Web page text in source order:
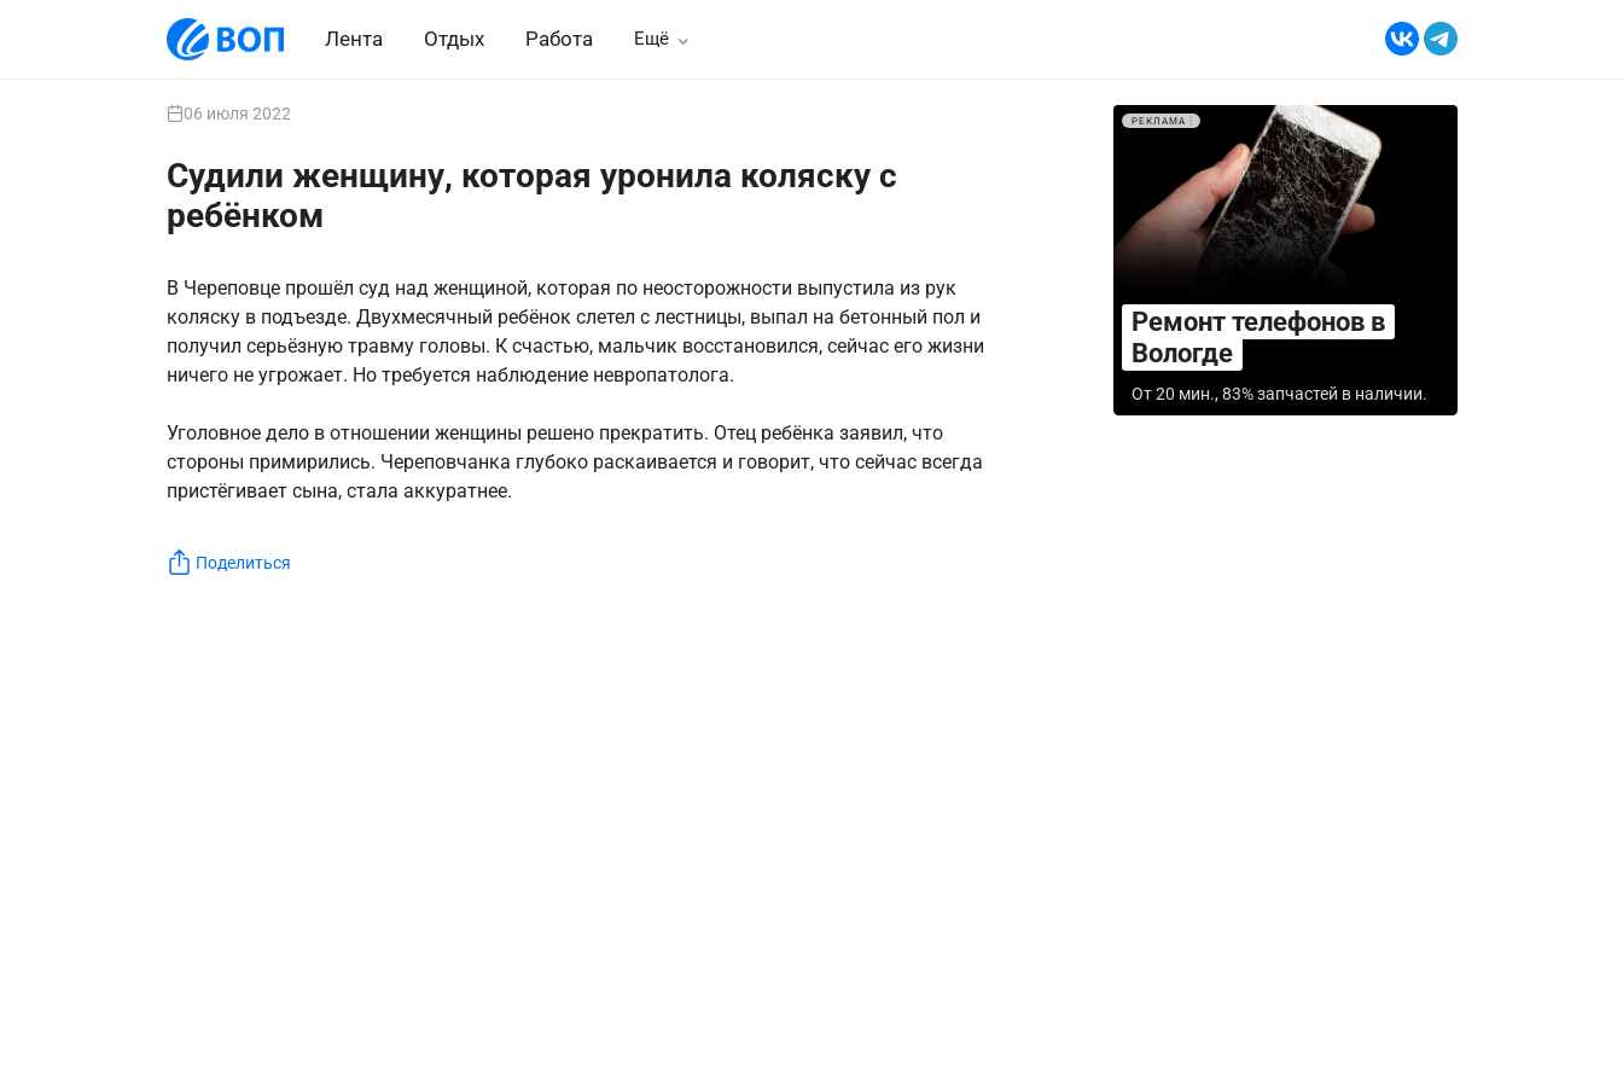
Лента Отдых Работа Ещё
06 июля 2022
Судили женщину, которая уронила коляску с
ребёнком
В Череповце прошёл суд над женщиной, которая по неосторожности выпустила из рук
коляску в подъезде. Двухмесячный ребёнок слетел с лестницы, выпал на бетонный пол и
получил серьёзную травму головы. К счастью, мальчик восстановился, сейчас его жизни
ничего не угрожает. Но требуется наблюдение невропатолога.
Уголовное дело в отношении женщины решено прекратить. Отец ребёнка заявил, что
стороны примирились. Череповчанка глубоко раскаивается и говорит, что сейчас всегда
пристёгивает сына, стала аккуратнее.
Поделиться
РЕКЛАМА
Ремонт телефонов в
Вологде
От 20 мин., 83% запчастей в наличии.